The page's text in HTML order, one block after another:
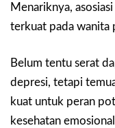
Menariknya,
terkuat pada wanita
Belum tentu serat
depresi, tetapi
kuat untuk peran
kesehatan